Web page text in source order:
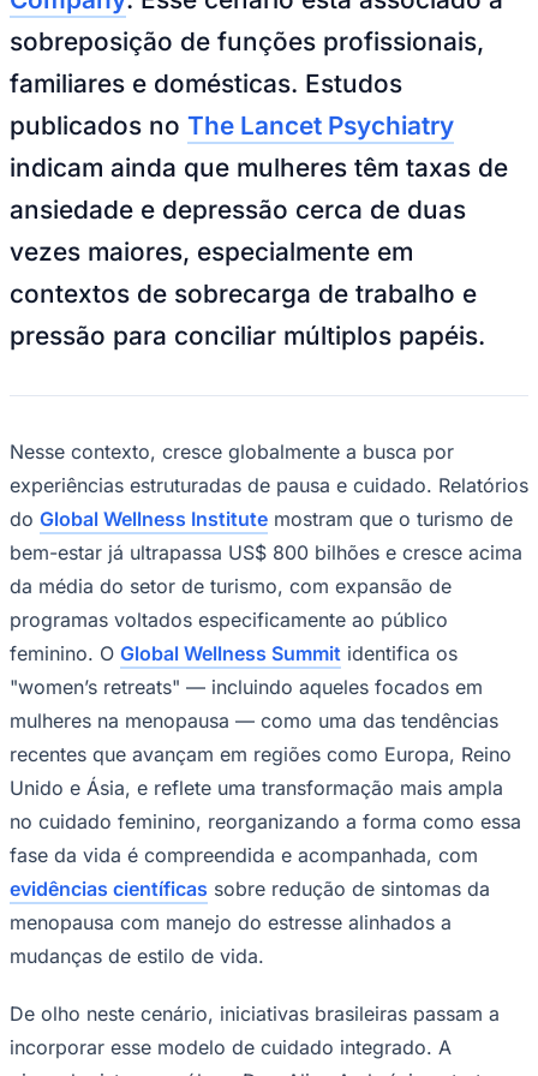
NBA
Fórmula 1
UFC
Tênis (ATP)
MLB
NHL
Atletismo
Vôlei
NBB
Competições de Futebol
Brasileirão Série A
Brasileirão Série B
Paulistão
Copa do Brasil
Sul-Americana
Premier League
La Liga
Mundial 2026
Times - Ir direto
sobreposição de funções profissionais,
familiares e domésticas. Estudos
publicados no The Lancet Psychiatry
indicam ainda que mulheres têm taxas de
ansiedade e depressão cerca de duas
vezes maiores, especialmente em
contextos de sobrecarga de trabalho e
pressão para conciliar múltiplos papéis.
Nesse contexto, cresce globalmente a busca por
experiências estruturadas de pausa e cuidado. Relatórios
do Global Wellness Institute mostram que o turismo de
bem-estar já ultrapassa US$ 800 bilhões e cresce acima
da média do setor de turismo, com expansão de
programas voltados especificamente ao público
feminino. O Global Wellness Summit identifica os
"women’s retreats" — incluindo aqueles focados em
mulheres na menopausa — como uma das tendências
recentes que avançam em regiões como Europa, Reino
Unido e Ásia, e reflete uma transformação mais ampla
no cuidado feminino, reorganizando a forma como essa
fase da vida é compreendida e acompanhada, com
evidências científicas sobre redução de sintomas da
menopausa com manejo do estresse alinhados a
mudanças de estilo de vida.
De olho neste cenário, iniciativas brasileiras passam a
incorporar esse modelo de cuidado integrado. A